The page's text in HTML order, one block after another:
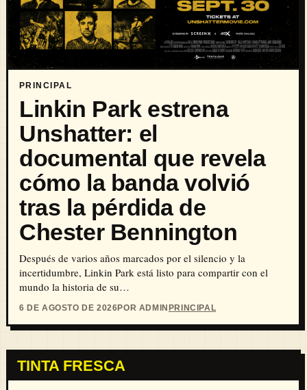
PRINCIPAL
Linkin Park estrena
Unshatter: el
documental que revela
cómo la banda volvió
tras la pérdida de
Chester Bennington
Después de varios años marcados por el silencio y la
incertidumbre, Linkin Park está listo para compartir con el
mundo la historia de su…
6 DE AGOSTO DE 2026POR ADMIN PRINCIPAL
TINTA FRESCA